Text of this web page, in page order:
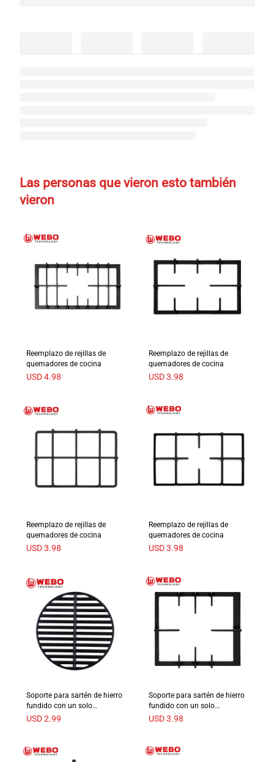
Las personas que vieron esto también
vieron
Reemplazo de rejillas de
quemadores de cocina
USD 4.98
Reemplazo de rejillas de
quemadores de cocina
USD 3.98
Reemplazo de rejillas de
quemadores de cocina
USD 3.98
Reemplazo de rejillas de
quemadores de cocina
USD 3.98
Soporte para sartén de hierro
fundido con un solo
quemador
USD 2.99
Soporte para sartén de hierro
fundido con un solo
quemador
USD 3.98